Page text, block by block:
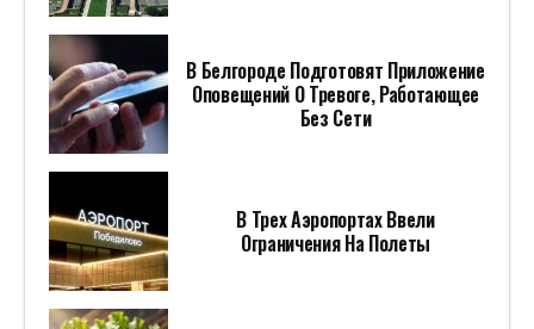
В Белгороде Подготовят Приложение
Оповещений О Тревоге, Работающее
Без Сети
В Трех Аэропортах Ввели
Ограничения На Полеты